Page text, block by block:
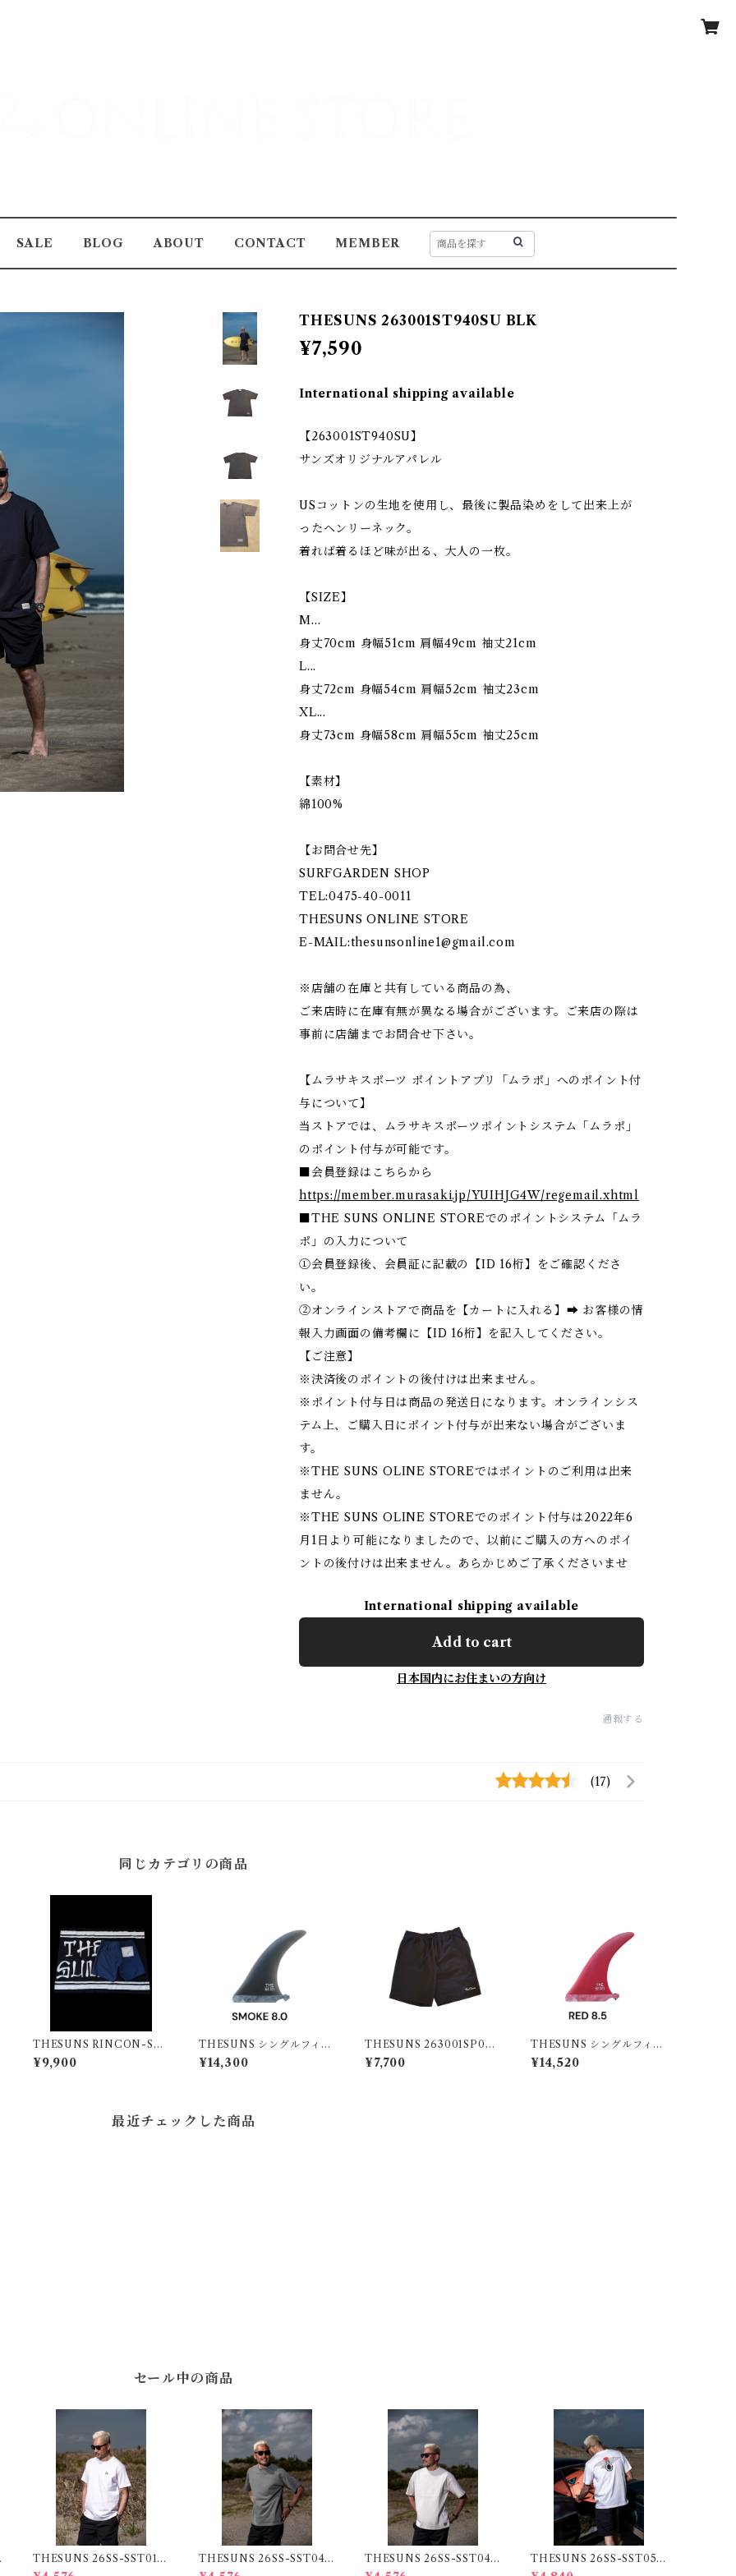
SALE BLOG ABOUT CONTACT MEMBER
THESUNS 263001ST940SU BLK
¥7,590
International shipping available
【263001ST940SU】
サンズオリジナルアパレル
USコットンの生地を使用し、最後に製品染めをして出来上が
ったヘンリーネック。
着れば着るほど味が出る、大人の一枚。
【SIZE】
M…
身丈70cm 身幅51cm 肩幅49cm 袖丈21cm
L...
身丈72cm 身幅54cm 肩幅52cm 袖丈23cm
XL...
身丈73cm 身幅58cm 肩幅55cm 袖丈25cm
【素材】
綿100%
【お問合せ先】
SURFGARDEN SHOP
TEL:0475-40-0011
THESUNS ONLINE STORE
E-MAIL:thesunsonline1@gmail.com
※店舗の在庫と共有している商品の為、
ご来店時に在庫有無が異なる場合がございます。ご来店の際は
事前に店舗までお問合せ下さい。
【ムラサキスポーツ ポイントアプリ「ムラポ」へのポイント付
与について】
当ストアでは、ムラサキスポーツポイントシステム「ムラポ」
のポイント付与が可能です。
■会員登録はこちらから
https://member.murasaki.jp/YUIHJG4W/regemail.xhtml
■THE SUNS ONLINE STOREでのポイントシステム「ムラ
ポ」の入力について
①会員登録後、会員証に記載の【ID 16桁】をご確認くださ
い。
②オンラインストアで商品を【カートに入れる】➡ お客様の情
報入力画面の備考欄に【ID 16桁】を記入してください。
【ご注意】
※決済後のポイントの後付けは出来ません。
※ポイント付与日は商品の発送日になります。オンラインシス
テム上、ご購入日にポイント付与が出来ない場合がございま
す。
※THE SUNS OLINE STOREではポイントのご利用は出来
ません。
※THE SUNS OLINE STOREでのポイント付与は2022年6
月1日より可能になりましたので、以前にご購入の方へのポイ
ントの後付けは出来ません。あらかじめご了承くださいませ
International shipping available
Add to cart
日本国内にお住まいの方向け
通報する
(17)
同じカテゴリの商品
THESUNS RINCON-SU
NS CL NVY
¥9,900
THESUNS シングルフィン
SMOKE8.0
¥14,300
THESUNS 263001SP058
SU BLK
¥7,700
THESUNS シングルフィン
RED8.5
¥14,520
最近チェックした商品
セール中の商品
THESUNS 26SS-SST01
WT/BK
THESUNS 26SS-SST04 S
GRN
THESUNS 26SS-SST04
GRAY
THESUNS 26SS-SST05C
WHITE